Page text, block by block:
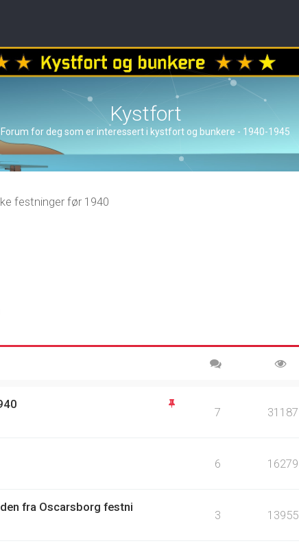
Kystfort
Forum for deg som er interessert i kystfort og bunkere - 1940-1945
festninger før 1940
7 31187
6 16279
fra Oscarsborg festni
3 13955